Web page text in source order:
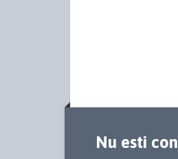
Nu esti